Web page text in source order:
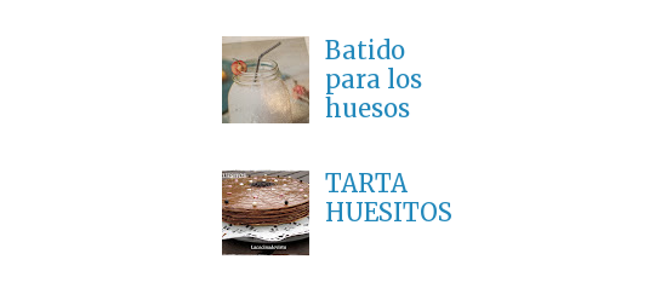
Batido
para los
huesos
TARTA
HUESITOS